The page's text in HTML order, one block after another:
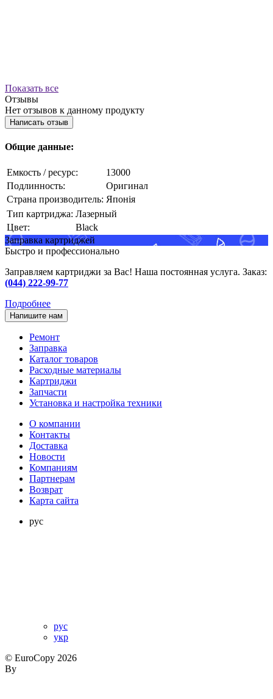
Показать все
Отзывы
Нет отзывов к данному продукту
Написать отзыв
Общие данные:
Емкость / ресурс:
13000
Подлинность:
Оригинал
Страна производитель: Японія
Тип картриджа: Лазерный
Цвет:
Black
Заправка картриджей
Быстро и профессионально
Заправляем картриджи за Вас! Наша постоянная услуга. Заказ:
(044) 222-99-77
Подробнее
Напишите нам
Ремонт
Заправка
Каталог товаров
Расходные материалы
Картриджи
Запчасти
Установка и настройка техники
О компании
Контакты
Доставка
Новости
Компаниям
Партнерам
Возврат
Карта сайта
рус
рус
укр
© EuroCopy 2026
By